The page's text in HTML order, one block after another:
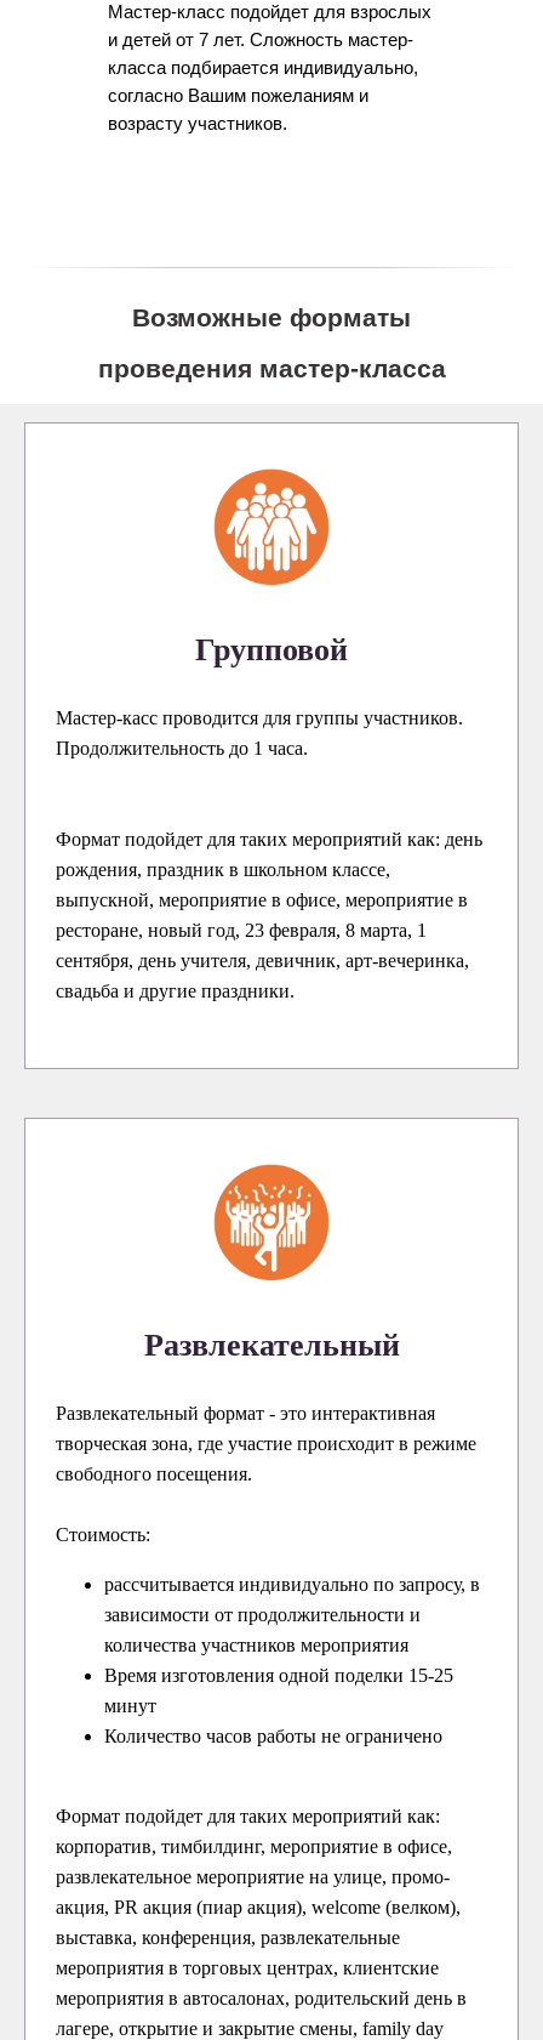
Мастер-класс подойдет для взрослых
и детей от 7 лет. Сложность мастер-
класса подбирается индивидуально,
согласно Вашим пожеланиям и
возрасту участников.
Возможные форматы
проведения мастер-класса
Групповой
Мастер-касс проводится для группы участников.
Продолжительность до 1 часа.
Формат подойдет для таких мероприятий как: день
рождения, праздник в школьном классе,
выпускной, мероприятие в офисе, мероприятие в
ресторане, новый год, 23 февраля, 8 марта, 1
сентября, день учителя, девичник, арт-вечеринка,
свадьба и другие праздники.
Развлекательный
Развлекательный формат - это интерактивная
творческая зона, где участие происходит в режиме
свободного посещения.
Стоимость:
рассчитывается индивидуально по запросу, в
зависимости от продолжительности и
количества участников мероприятия
Время изготовления одной поделки 15-25
минут
Количество часов работы не ограничено
Формат подойдет для таких мероприятий как:
корпоратив, тимбилдинг, мероприятие в офисе,
развлекательное мероприятие на улице, промо-
акция, PR акция (пиар акция), welcome (велком),
выставка, конференция, развлекательные
мероприятия в торговых центрах, клиентские
мероприятия в автосалонах, родительский день в
лагере, открытие и закрытие смены, family day